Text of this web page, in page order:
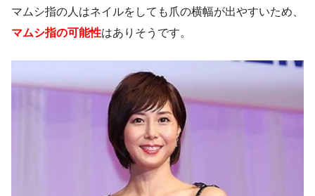
マムシ指の人はネイルをしても爪の横幅が出やすいため、
マムシ指の可能性はありそうです。